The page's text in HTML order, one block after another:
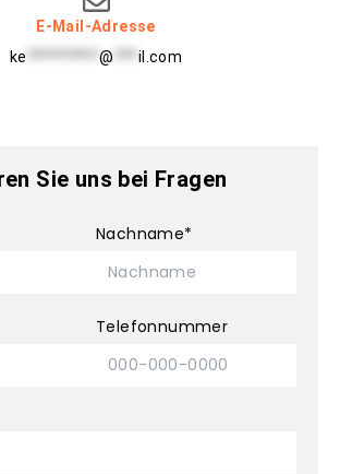
E-Mail-Adresse
ke *********@ *** il.com
Sie uns bei Fragen
Nachname*
Telefonnummer